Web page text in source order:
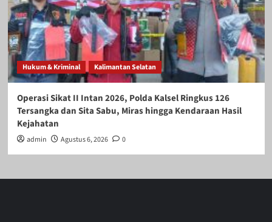
Hukum & Kriminal Kalimantan Selatan
Operasi Sikat II Intan 2026, Polda Kalsel Ringkus 126
Tersangka dan Sita Sabu, Miras hingga Kendaraan Hasil
Kejahatan
admin Agustus 6, 2026 0